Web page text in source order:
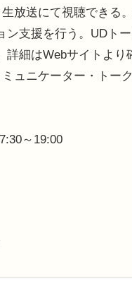
放送にて視聴できる
支援を行う。UDト
細はWebサイトより
ュニケーター・トー
～19:00